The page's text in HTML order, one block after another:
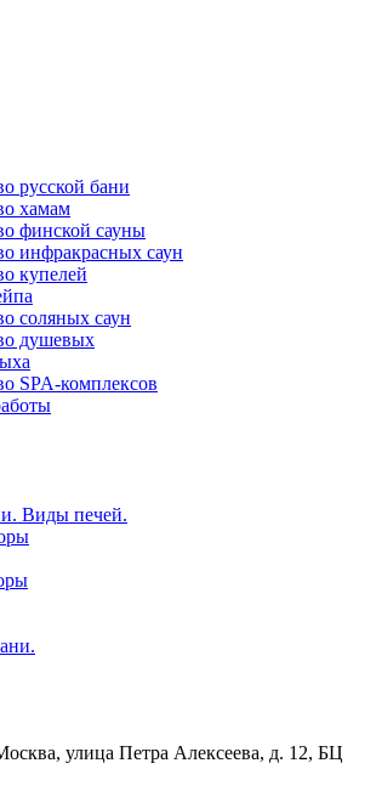
русской бани
хамам
финской сауны
инфракрасных саун
купелей
соляных саун
душевых
SPA-комплексов
Виды печей.
улица Петра Алексеева, д. 12, БЦ